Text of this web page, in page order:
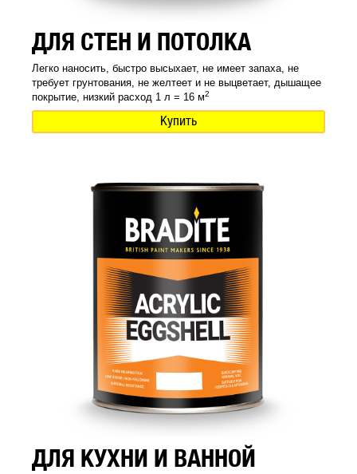
ДЛЯ СТЕН И ПОТОЛКА
Легко наносить, быстро высыхает, не имеет запаха, не
требует грунтования, не желтеет и не выцветает, дышащее
покрытие, низкий расход 1 л = 16 м2
Купить
ДЛЯ КУХНИ И ВАННОЙ